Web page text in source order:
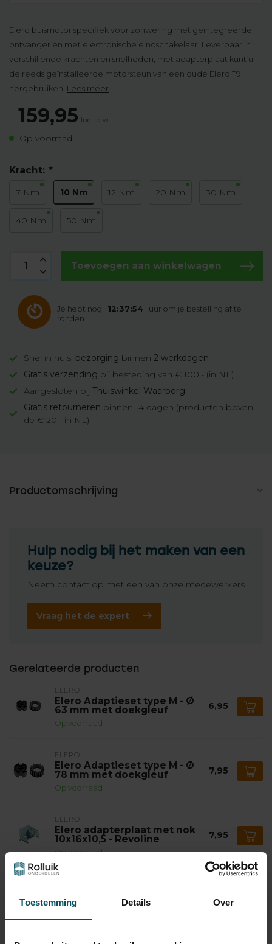
Toestemming Details Over
Elero buismotor specifiek voor zonwering met geintegreerde
ontvanger en met electronische eindschakelaar. Leverbaar in
verschillende krachten en snelheden, met adapterplaat kunt u
de reeds geïnstalleerde motorsteun van een oude Elero T9
hergebruiken. Lees meer
159,95 Incl. btw
Op voorraad
Kracht: *
7 Nm 10 Nm 12 Nm 20 Nm 30 Nm
40 Nm 50 Nm
Toevoegen aan winkelwagen
Je hebt nog 12:37:53
uur om je bestelling af te
ronden.
Snel in huis: bezorging binnen 2 werkdagen
Gratis verzending bij besteding van € 100,- (in NL)
Aangesloten bij Thuiswinkel Waarborg
Gratis retourneren binnen 14 dagen (producten boven
de € 20,- in NL)
Productomschrijving
Hulp nodig bij het maken van een
keuze?
Neem contact op met een van onze medewerkers
Vraag het de expert
Gerelateerde producten
ELERO
Elero Adaptieset type M - Ø
63 mm met doekgleuf
Op voorraad
6,95
ELERO
Elero Adaptieset type M - Ø
78 mm met doekgleuf
Op voorraad
7,95
ELERO
Elero adapterplaat met nok
10x16x10,5 - Revoline
Op voorraad
7,95
10x16x17 - Revoline
Op voorraad
8,95